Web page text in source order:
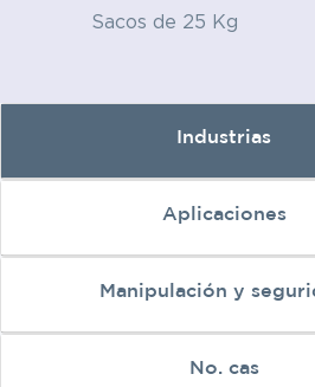
Sacos de 25 Kg
Industrias
Aplicaciones
Manipulación y
No. cas